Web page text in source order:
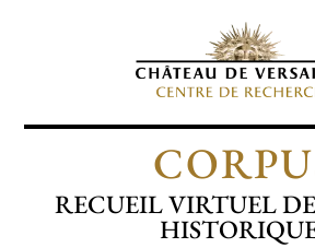
RECUEIL VIRTUEL